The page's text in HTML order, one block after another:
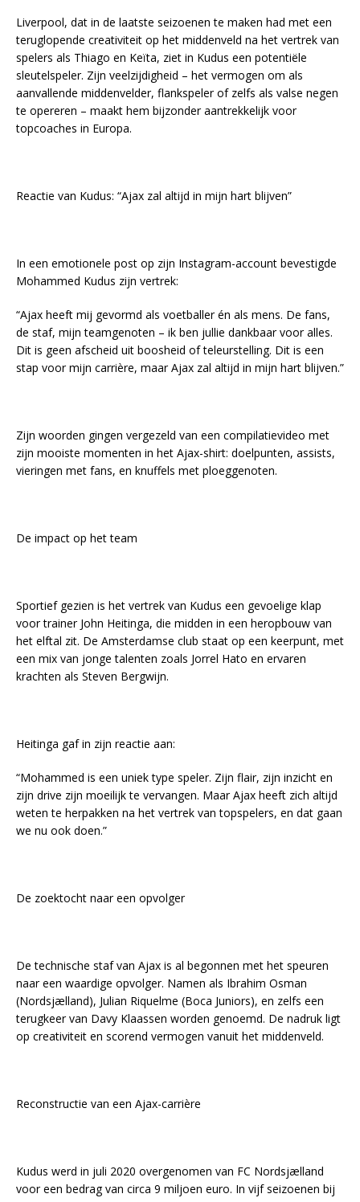
Liverpool, dat in de laatste seizoenen te maken had met een
teruglopende creativiteit op het middenveld na het vertrek van
spelers als Thiago en Keïta, ziet in Kudus een potentiële
sleutelspeler. Zijn veelzijdigheid – het vermogen om als
aanvallende middenvelder, flankspeler of zelfs als valse negen
te opereren – maakt hem bijzonder aantrekkelijk voor
topcoaches in Europa.
Reactie van Kudus: “Ajax zal altijd in mijn hart blijven”
In een emotionele post op zijn Instagram-account bevestigde
Mohammed Kudus zijn vertrek:
“Ajax heeft mij gevormd als voetballer én als mens. De fans,
de staf, mijn teamgenoten – ik ben jullie dankbaar voor alles.
Dit is geen afscheid uit boosheid of teleurstelling. Dit is een
stap voor mijn carrière, maar Ajax zal altijd in mijn hart blijven.”
Zijn woorden gingen vergezeld van een compilatievideo met
zijn mooiste momenten in het Ajax-shirt: doelpunten, assists,
vieringen met fans, en knuffels met ploeggenoten.
De impact op het team
Sportief gezien is het vertrek van Kudus een gevoelige klap
voor trainer John Heitinga, die midden in een heropbouw van
het elftal zit. De Amsterdamse club staat op een keerpunt, met
een mix van jonge talenten zoals Jorrel Hato en ervaren
krachten als Steven Bergwijn.
Heitinga gaf in zijn reactie aan:
“Mohammed is een uniek type speler. Zijn flair, zijn inzicht en
zijn drive zijn moeilijk te vervangen. Maar Ajax heeft zich altijd
weten te herpakken na het vertrek van topspelers, en dat gaan
we nu ook doen.”
De zoektocht naar een opvolger
De technische staf van Ajax is al begonnen met het speuren
naar een waardige opvolger. Namen als Ibrahim Osman
(Nordsjælland), Julian Riquelme (Boca Juniors), en zelfs een
terugkeer van Davy Klaassen worden genoemd. De nadruk ligt
op creativiteit en scorend vermogen vanuit het middenveld.
Reconstructie van een Ajax-carrière
Kudus werd in juli 2020 overgenomen van FC Nordsjælland
voor een bedrag van circa 9 miljoen euro. In vijf seizoenen bij